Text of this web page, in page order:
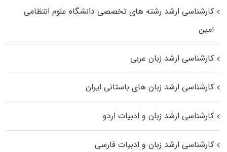
کارشناسی ارشد رﺷﺘﻪ ﻫﺎی تخصصی داﻧﺸﮕﺎه ﻋﻠﻮم انتظامی
اﻣﻴﻦ
کارشناسی ارشد زبان عربی
کارشناسی ارشد زبان‌ های باستانی ایران
کارشناسی ارشد زبان و ادبیات اردو
کارشناسی ارشد زبان و ادبیات فارسی